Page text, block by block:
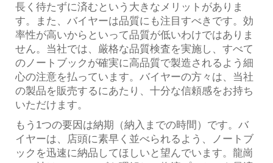
長く待たずに済むという大きなメリットがありま
す。また、バイヤーは品質にも注目すべきです。効
率性が高いからといって品質が低いわけではありま
せん。当社では、厳格な品質検査を実施し、すべて
のノートブックが確実に高品質で製造されるよう細
心の注意を払っています。バイヤーの方々は、当社
の製品を販売するにあたり、十分な信頼感をお持ち
いただけます。
もう1つの要因は納期（納入までの時間）です。バ
イヤーは、店頭に素早く並べられるよう、ノートブ
ックを迅速に納品してほしいと望んでいます。龍崗